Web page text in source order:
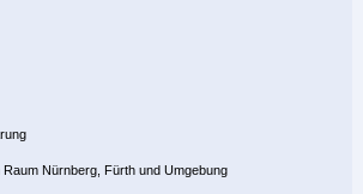
Raum Nürnberg, Fürth und Umgebung